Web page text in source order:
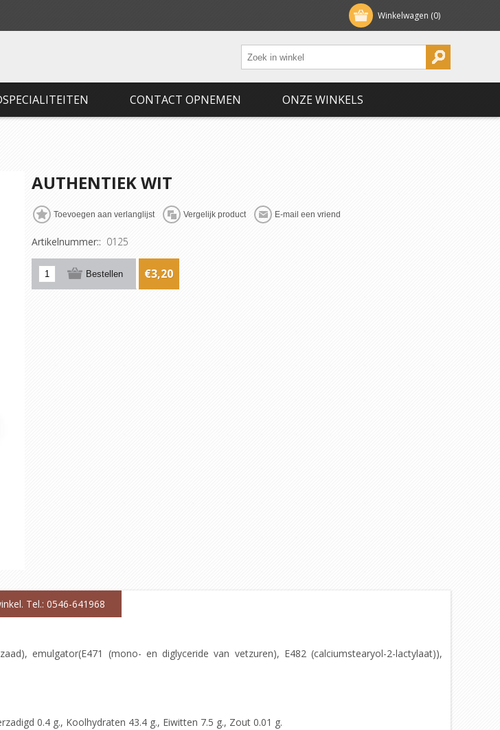
Winkelwagen (0)
CONTACT OPNEMEN ONZE WINKELS
AUTHENTIEK WIT
Artikelnummer:: 0125
€3,20
Tel.: 0546-641968
emulgator(E471 (mono- en diglyceride van vetzuren), E482 (calciumstearyol-2-lactylaat)),
0.4 g., Koolhydraten 43.4 g., Eiwitten 7.5 g., Zout 0.01 g.